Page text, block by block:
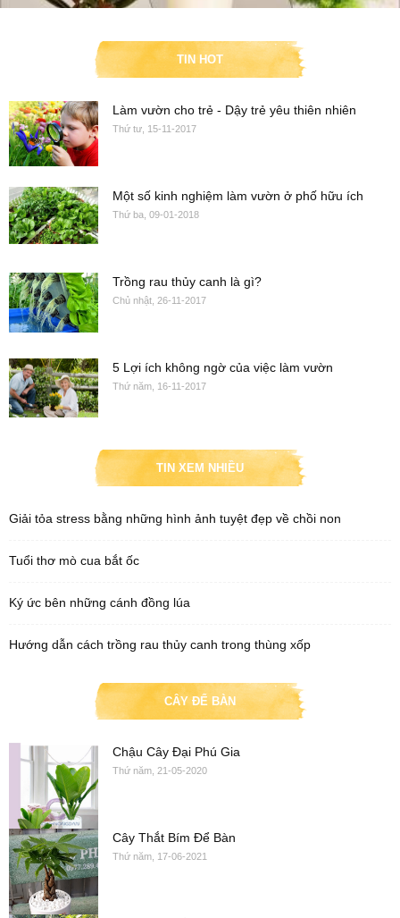
TIN HOT
Làm vườn cho trẻ - Dậy trẻ yêu thiên nhiên
Thứ tư, 15-11-2017
Một số kinh nghiệm làm vườn ở phố hữu ích
Thứ ba, 09-01-2018
Trồng rau thủy canh là gì?
Chủ nhật, 26-11-2017
5 Lợi ích không ngờ của việc làm vườn
Thứ năm, 16-11-2017
TIN XEM NHIỀU
Giải tỏa stress bằng những hình ảnh tuyệt đẹp về chồi non
Tuổi thơ mò cua bắt ốc
Ký ức bên những cánh đồng lúa
Hướng dẫn cách trồng rau thủy canh trong thùng xốp
CÂY ĐỂ BÀN
Chậu Cây Đại Phú Gia
Thứ năm, 21-05-2020
Cây Thắt Bím Để Bàn
Thứ năm, 17-06-2021